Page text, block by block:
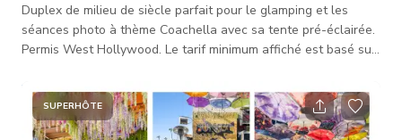
Duplex de milieu de siècle parfait pour le glamping et les
séances photo à thème Coachella avec sa tente pré-éclairée.
Permis West Hollywood. Le tarif minimum affiché est basé sur
personnes ou moins pour une journée de 10 heures. Veuillez
demander les tarifs pour des projets plus importants et inclure
les détails suivants concernant votre projet. Nom du projet :
SUPERHÔTE